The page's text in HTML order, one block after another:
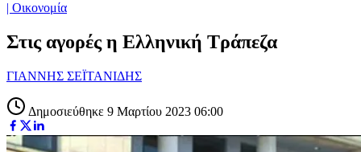
| Οικονομία
Στις αγορές η Ελληνική Τράπεζα
ΓΙΑΝΝΗΣ ΣΕΪΤΑΝΙΔΗΣ
Δημοσιεύθηκε 9 Μαρτίου 2023 06:00